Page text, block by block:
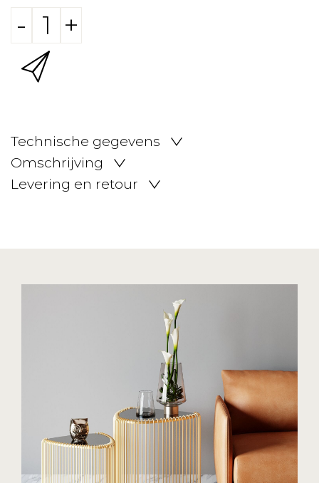
- +
Technische gegevens
Omschrijving
Levering en retour